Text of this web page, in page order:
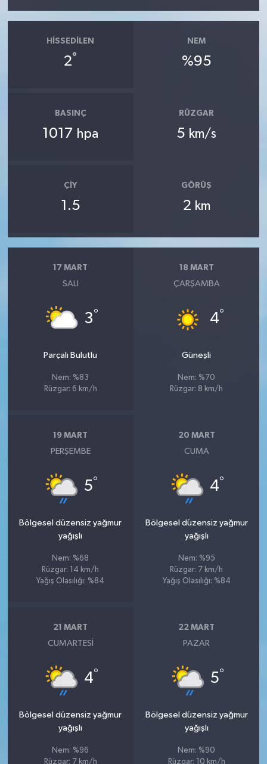
HISSEDILEN
2°
NEM
%95
BASINÇ
1017 hpa
RÜZGAR
5 km/s
ÇIY
1.5
GÖRÜŞ
2 km
17 MART
SALI
3°
Parçalı Bulutlu
Nem: %83
Rüzgar: 6 km/h
18 MART
ÇARŞAMBA
4°
Güneşli
Nem: %70
Rüzgar: 8 km/h
19 MART
PERŞEMBE
5°
Bölgesel düzensiz yağmur
yağışlı
Nem: %68
Rüzgar: 14 km/h
Yağış Olasılığı: %84
20 MART
CUMA
4°
Bölgesel düzensiz yağmur
yağışlı
Nem: %95
Rüzgar: 7 km/h
Yağış Olasılığı: %84
21 MART
CUMARTESI
4°
Bölgesel düzensiz yağmur
yağışlı
Nem: %96
Rüzgar: 7 km/h
22 MART
PAZAR
5°
Bölgesel düzensiz yağmur
yağışlı
Nem: %90
Rüzgar: 10 km/h